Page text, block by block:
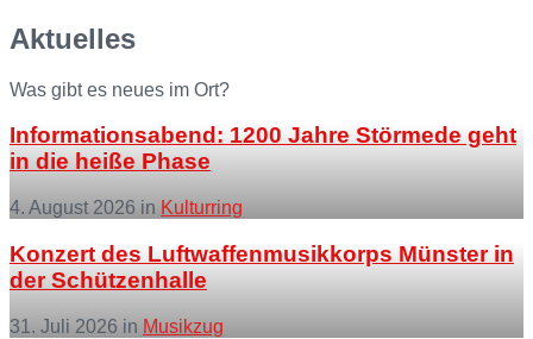
Aktuelles
Was gibt es neues im Ort?
Informationsabend: 1200 Jahre Störmede geht
in die heiße Phase
4. August 2026 in Kulturring
More
Konzert des Luftwaffenmusikkorps Münster in
der Schützenhalle
31. Juli 2026 in Musikzug